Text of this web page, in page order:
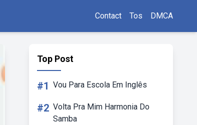
Contact Tos DMCA
Top Post
#1 Vou Para Escola Em Inglês
#2 Volta Pra Mim Harmonia Do
Samba